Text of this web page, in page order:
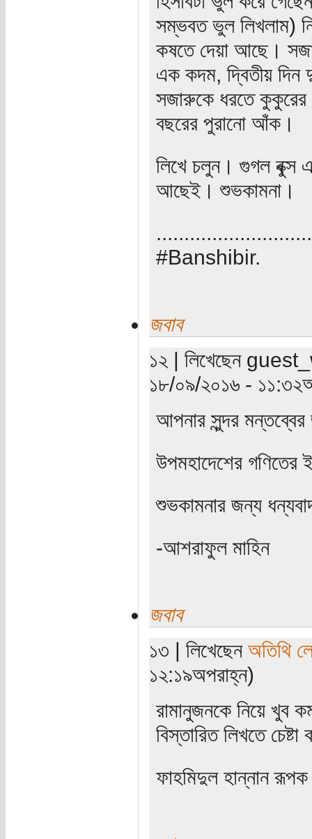
সম্ভবত ভুল লিখলাম)
কষতে দেয়া আছে।
এক কদম, দ্বিতীয়
সজারুকে ধরতে কুকুরের
বছরের পুরানো আঁক।
লিখে চলুন। গুগল বুক্স
আছেই। শুভকামনা।
#Banshibir.
জবাব
১২ | লিখেছেন
১৮/০৯/২০১৬ -
আপনার সুন্দর
উপমহাদেশের গণিতের
শুভকামনার জন্য
-আশরাফুল মাহিন
জবাব
১৩ | লিখেছেন অতিথি
১২:১৯অপরাহ্ন)
রামানুজনকে নিয়ে খুব
বিস্তারিত লিখতে
ফাহমিদুল হান্নান রূপক